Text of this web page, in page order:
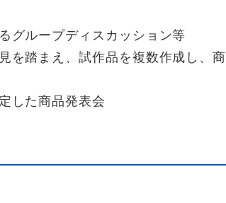
ループディスカッション等
まえ、試作品を複数作成し、商
した商品発表会